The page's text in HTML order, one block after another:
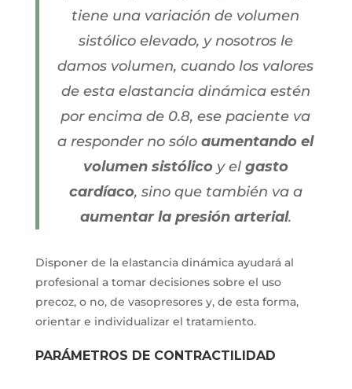
tiene una variación de volumen
sistólico elevado, y nosotros le
damos volumen, cuando los valores
de esta elastancia dinámica estén
por encima de 0.8, ese paciente va
a responder no sóloaumentando el
volumen sistólicoy el gasto
cardíaco, sino que también va a
aumentar la presión arterial.
Disponer de la elastancia dinámica ayudará al
profesional a tomar decisiones sobre el uso
precoz, o no, de vasopresores y, de esta forma,
orientar e individualizar el tratamiento.
PARÁMETROS DE CONTRACTILIDAD